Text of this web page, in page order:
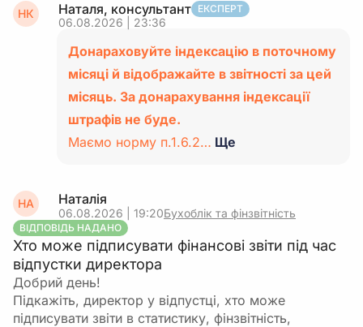
НК Наталя, консультант ЕКСПЕРТ
06.08.2026 | 23:36
Донараховуйте індексацію в поточному
місяці й відображайте в звітності за цей
місяць. За донарахування індексації
штрафів не буде.
Маємо норму п.1.6.2… Ще
НА Наталія
06.08.2026 | 19:20Бухоблік та фінзвітність
ВІДПОВІДЬ НАДАНО
Хто може підписувати фінансові звіти під час
відпустки директора
Добрий день!
Підкажіть, директор у відпустці, хто може
підписувати звіти в статистику, фінзвітність,